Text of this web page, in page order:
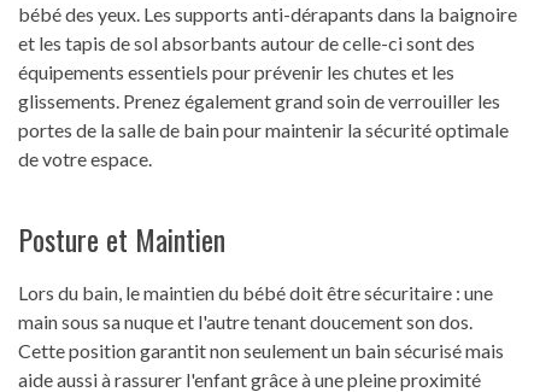
bébé des yeux. Les supports anti-dérapants dans la baignoire
et les tapis de sol absorbants autour de celle-ci sont des
équipements essentiels pour prévenir les chutes et les
glissements. Prenez également grand soin de verrouiller les
portes de la salle de bain pour maintenir la sécurité optimale
de votre espace.
Posture et Maintien
Lors du bain, le maintien du bébé doit être sécuritaire : une
main sous sa nuque et l'autre tenant doucement son dos.
Cette position garantit non seulement un bain sécurisé mais
aide aussi à rassurer l'enfant grâce à une pleine proximité